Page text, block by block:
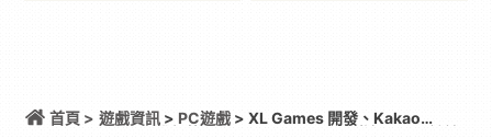
首頁 > 遊戲資訊> PC遊戲> XL Games 開發、Kakao